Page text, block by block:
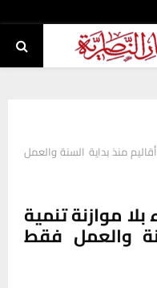
منذ بداية السنة والعمل
موازنة تنمية
والعمل فقط